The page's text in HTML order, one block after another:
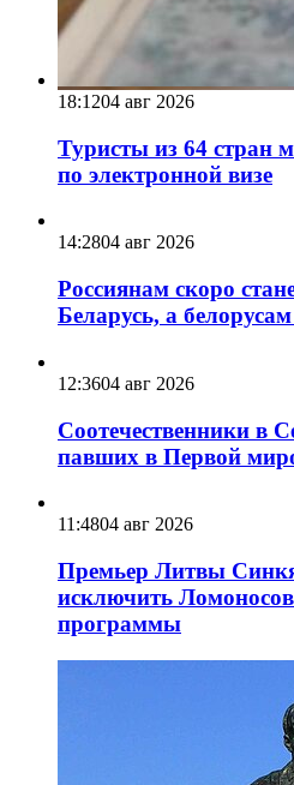
18:1204 авг 2026
Туристы из 64 стран
по электронной визе
14:2804 авг 2026
Россиянам скоро
Беларусь, а
12:3604 авг 2026
Соотечественники в
павших в Первой
11:4804 авг 2026
Премьер Литвы
исключить
программы